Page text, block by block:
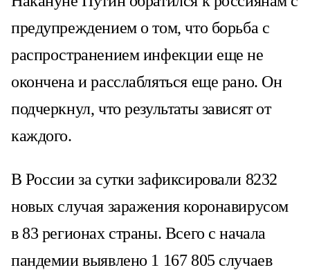
предупреждением о том, что борьба с
распространением инфекции еще не
окончена и расслабляться еще рано. Он
подчеркнул, что результаты зависят от
каждого.
В России за сутки зафиксировали 8232
новых случая заражения коронавирусом
в 83 регионах страны. Всего с начала
пандемии выявлено 1 167 805 случаев